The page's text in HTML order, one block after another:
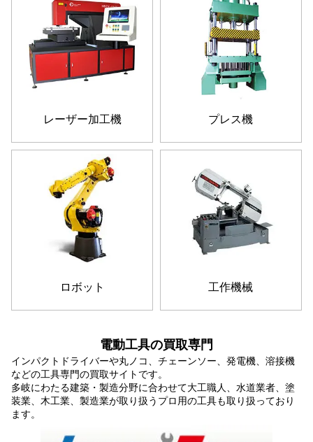
レーザー加工機 プレス機
ロボット 工作機械
電動工具の買取専門
インパクトドライバーや丸ノコ、チェーンソー、発電機、溶接機
などの工具専門の買取サイトです。
多岐にわたる建築・製造分野に合わせて大工職人、水道業者、塗
装業、木工業、製造業が取り扱うプロ用の工具も取り扱っており
ます。